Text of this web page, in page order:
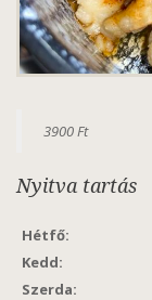
3900 Ft
Nyitva tartás
Hétfő:
Kedd:
Szerda: